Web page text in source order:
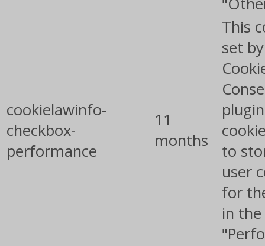
cookielawinfo-
checkbox-
performance
11
months
This
set
to
user
for
in